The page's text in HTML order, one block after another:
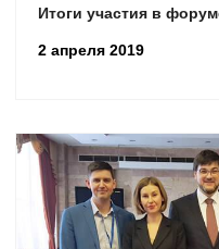
Итоги участия в
2 апреля 2019